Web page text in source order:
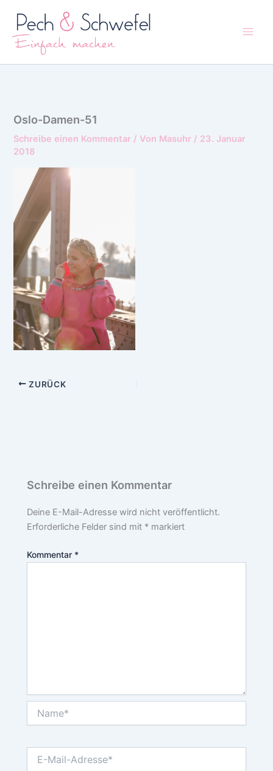
Inhalt
springen
Oslo-Damen-51
Schreibe einen Kommentar / Von Masuhr / 23. Januar
2018
ZURÜCK
Schreibe einen Kommentar
Deine E-Mail-Adresse wird nicht veröffentlicht.
Erforderliche Felder sind mit * markiert
Kommentar *
Mail-